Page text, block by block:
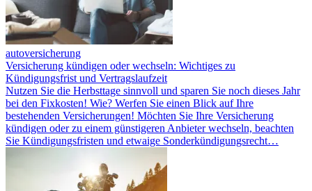
autoversicherung
Versicherung kündigen oder wechseln: Wichtiges zu
Kündigungsfrist und Vertragslaufzeit
Nutzen Sie die Herbsttage sinnvoll und sparen Sie noch dieses Jahr
bei den Fixkosten! Wie? Werfen Sie einen Blick auf Ihre
bestehenden Versicherungen! Möchten Sie Ihre Versicherung
kündigen oder zu einem günstigeren Anbieter wechseln, beachten
Sie Kündigungsfristen und etwaige Sonderkündigungsrecht…